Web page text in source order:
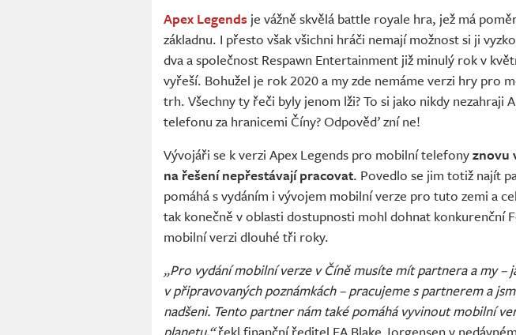
Apex Legends je vážně skvělá battle royale hra, jež má
základnu. I přesto však všichni hráči nemají možnost si ji
dva a společnost Respawn Entertainment již minulý rok v
vyřeší. Bohužel je rok 2020 a my zde nemáme verzi hry pro
trh. Všechny ty řeči byly jenom lži? To si jako nikdy nezahraji
telefonu za hranicemi Číny? Odpověď zní ne!
Vývojáři se k verzi Apex Legends pro mobilní telefonyznovu
na řešení nepřestávají pracovat. Povedlo se jim totiž najít
pomáhá s vydáním i vývojem mobilní verze pro tuto zemi a
tak konečně v oblasti dostupnosti mohl dohnat konkurenční
mobilní verzi dlouhé tři roky.
„Pro vydání mobilní verze v Číně musíte mít partnera a my –
v připravovaných poznámkách – pracujeme s partnerem a
nadšeni. Tento partner nám také pomáhá vyvinout mobilní